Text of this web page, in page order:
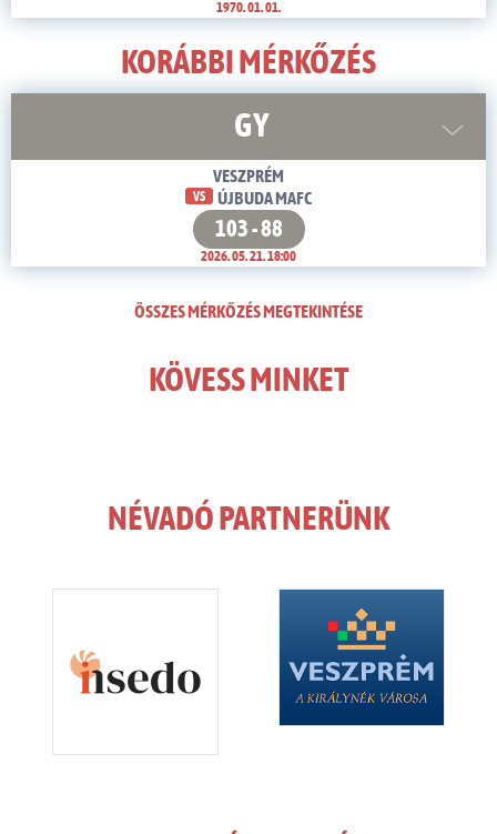
1970. 01. 01.
KORÁBBI MÉRKŐZÉS
GY
VESZPRÉM
VS ÚJBUDA MAFC
103 - 88
2026. 05. 21. 18:00
ÖSSZES MÉRKŐZÉS MEGTEKINTÉSE
KÖVESS MINKET
NÉVADÓ PARTNERÜNK